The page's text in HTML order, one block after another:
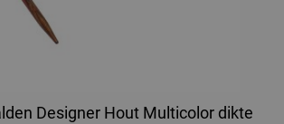
Designer Hout Multicolor dikte